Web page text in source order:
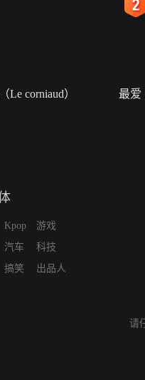
Le corniaud） 最爱
Kpop
汽车
搞笑
游戏
科技
出品人
请